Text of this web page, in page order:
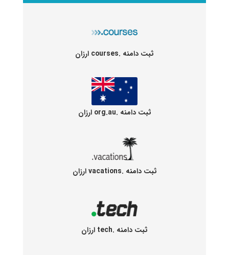
ثبت دامنه .courses ارزان
ثبت دامنه .org.au ارزان
ثبت دامنه .vacations ارزان
ثبت دامنه .tech ارزان